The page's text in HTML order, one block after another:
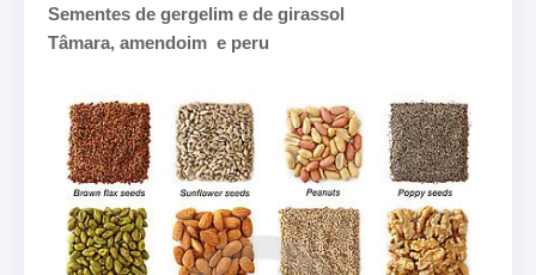
Sementes de gergelim e de girassol
Tâmara, amendoim e peru